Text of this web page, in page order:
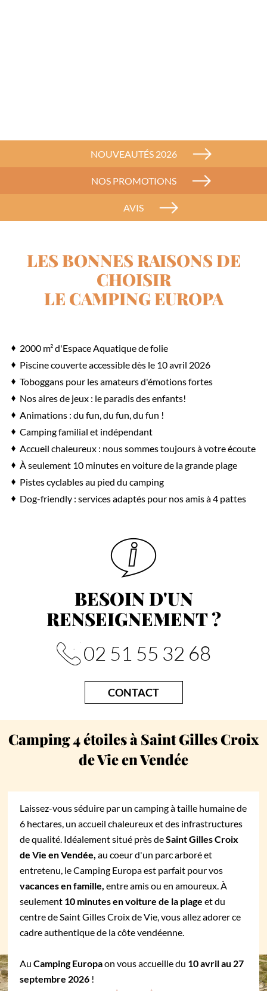
NOUVEAUTÉS 2026
NOS PROMOTIONS
AVIS
LES BONNES RAISONS DE
CHOISIR
LE CAMPING EUROPA
2000 m² d'Espace Aquatique de folie
Piscine couverte accessible dès le 10 avril 2026
Toboggans pour les amateurs d'émotions fortes
Nos aires de jeux : le paradis des enfants!
Animations : du fun, du fun, du fun !
Camping familial et indépendant
Accueil chaleureux : nous sommes toujours à votre écoute
À seulement 10 minutes en voiture de la grande plage
Pistes cyclables au pied du camping
Dog-friendly : services adaptés pour nos amis à 4 pattes
BESOIN D'UN
RENSEIGNEMENT ?
02 51 55 32 68
CONTACT
Camping 4 étoiles à Saint Gilles Croix
de Vie en Vendée
Laissez-vous séduire par un camping à taille humaine de
6 hectares, un accueil chaleureux et des infrastructures
de qualité. Idéalement situé près deSaint Gilles Croix
de Vie en Vendée,au coeur d'un parc arboré et
entretenu, le Camping Europa est parfait pour vos
vacances en famille,entre amis ou en amoureux. À
seulement 10 minutes en voiture de la plage et du
centre de Saint Gilles Croix de Vie, vous allez adorer ce
cadre authentique de la côte vendéenne.
Au Camping Europaon vous accueille du 10 avril au 27
septembre 2026 !